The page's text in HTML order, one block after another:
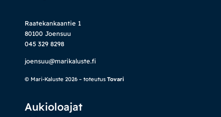
Raatekankaantie 1
80100 Joensuu
045 329 8298
joensuu@marikaluste.fi
© Mari-Kaluste 2026 – toteutus Tovari
Aukioloajat